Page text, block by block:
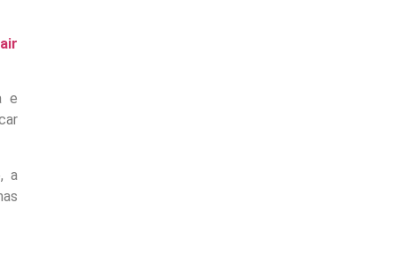
e
a